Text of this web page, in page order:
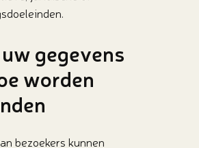
gegevens
worden
bezoekers kunnen